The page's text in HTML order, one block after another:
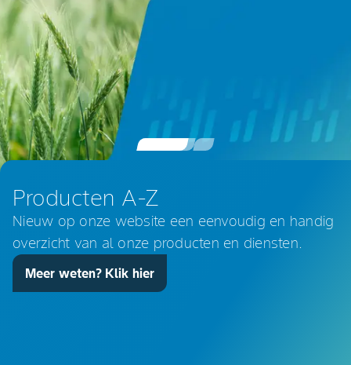
duurzame
landbouw
Producten A-Z
Nieuw op onze website een eenvoudig en handig
overzicht van al onze producten en diensten.
Meer weten? Klik hier